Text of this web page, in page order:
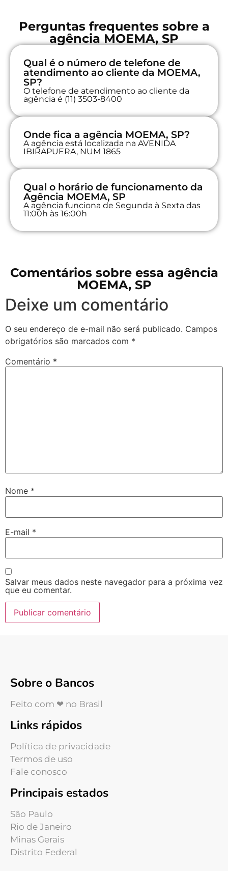
Perguntas frequentes sobre a
agência MOEMA, SP
Qual é o número de telefone de
atendimento ao cliente da MOEMA,
SP?
O telefone de atendimento ao cliente da
agência é (11) 3503-8400
Onde fica a agência MOEMA, SP?
A agência está localizada na AVENIDA
IBIRAPUERA, NUM 1865
Qual o horário de funcionamento da
Agência MOEMA, SP
A agência funciona de Segunda à Sexta das
11:00h às 16:00h
Comentários sobre essa agência
MOEMA, SP
Deixe um comentário
O seu endereço de e-mail não será publicado. Campos
obrigatórios são marcados com *
Comentário *
Nome *
E-mail *
Salvar meus dados neste navegador para a próxima vez
que eu comentar.
Sobre o Bancos
Feito com ❤ no Brasil
Links rápidos
Política de privacidade
Termos de uso
Fale conosco
Principais estados
São Paulo
Rio de Janeiro
Minas Gerais
Distrito Federal